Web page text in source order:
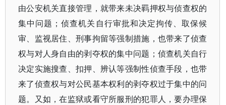
由公安机关直接管理，就带来未决羁押权与侦查权的
集中问题；侦查机关自行审批和决定拘传、取保候
审、监视居住、刑事拘留等强制措施，也带来了侦查
权与对人身自由的剥夺权的集中问题；侦查机关自行
决定实施搜查、扣押、辨认等强制性侦查手段，也带
来了侦查权与对公民基本权利的剥夺权过于集中的问
题。又如，在监狱或看守所服刑的犯罪人，要办理保